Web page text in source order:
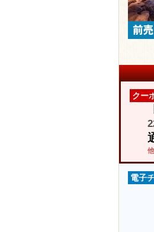
クー
電子